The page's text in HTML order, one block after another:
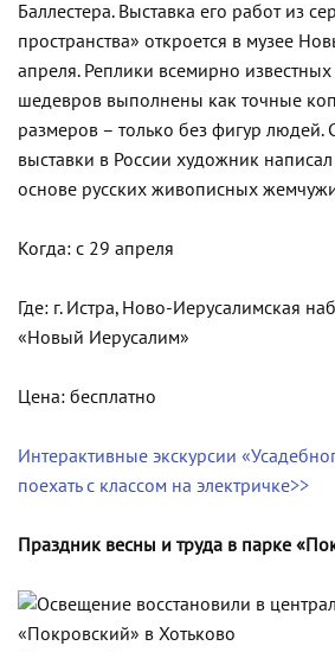
Баллестера. Выставка его работ из
пространства» откроется в музее
апреля. Реплики всемирно
шедевров выполнены как точные
размеров – только без фигур людей.
выставки в России художник
основе русских живописных
Когда: с 29 апреля
Где: г. Истра, Ново-Иерусалимская
«Новый Иерусалим»
Цена: бесплатно
Интерактивные экскурсии
поехать с классом на электричке>>
Праздник весны и труда в парке